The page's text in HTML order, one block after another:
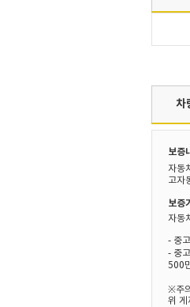
차
보증
자동
고자
보증
자동
- 중
- 중
500
※주
위 게